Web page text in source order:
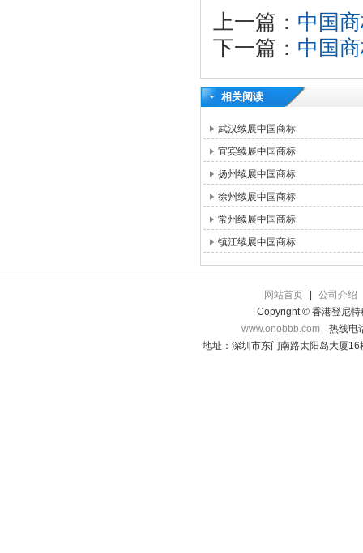
上一篇： 中国
下一篇： 中国
相关阅读
武汉续展中国商标
宜宾续展中国商标
扬州续展中国商标
徐州续展中国商标
常州续展中国商标
镇江续展中国商标
网站首页
公司介绍
Copyright © 香港登尼特
www.onobbb.com
热线电
地址：深圳市东门南路太阳岛大厦